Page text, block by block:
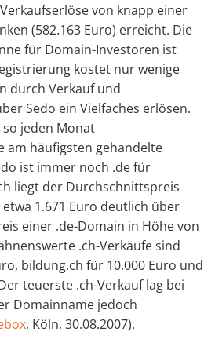
von knapp einer
(582.163 Euro) erreicht. Die
für Domain-Investoren ist
kostet nur wenige
durch Verkauf und
Sedo ein Vielfaches erlösen.
jeden Monat
am häufigsten gehandelte
ist immer noch .de für
liegt der Durchschnittspreis
1.671 Euro deutlich über
einer .de-Domain in Höhe von
.ch-Verkäufe sind
bildung.ch für 10.000 Euro und
teuerste .ch-Verkauf lag bei
Domainname jedoch
, Köln, 30.08.2007).